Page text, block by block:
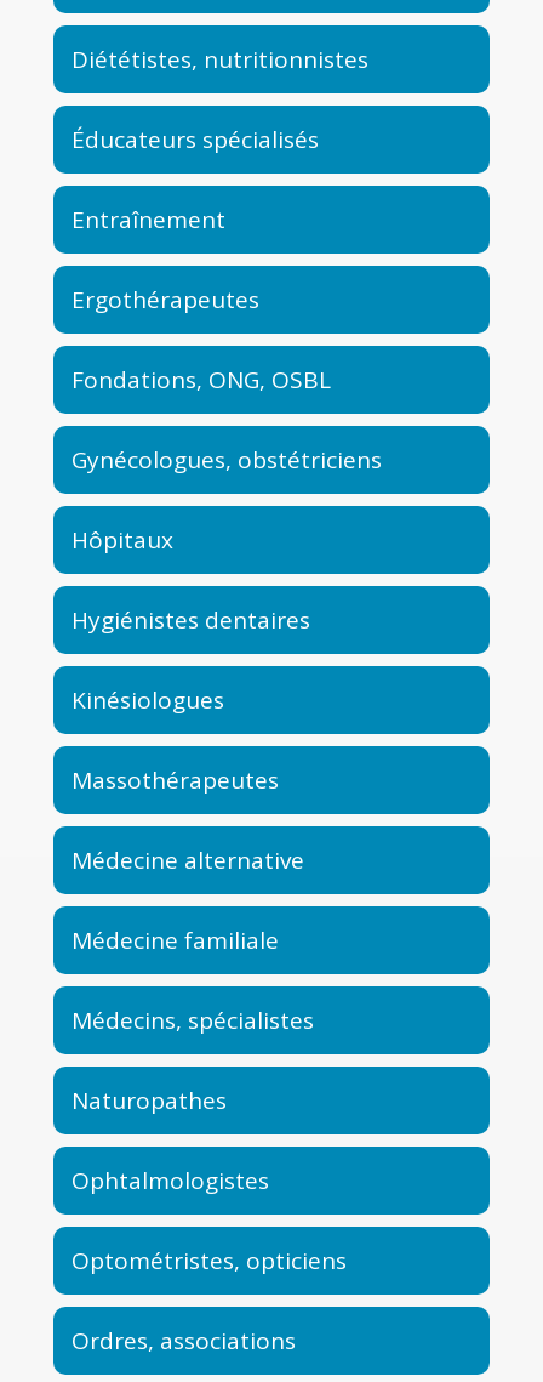
Diététistes, nutritionnistes
Éducateurs spécialisés
Entraînement
Ergothérapeutes
Fondations, ONG, OSBL
Gynécologues, obstétriciens
Hôpitaux
Hygiénistes dentaires
Kinésiologues
Massothérapeutes
Médecine alternative
Médecine familiale
Médecins, spécialistes
Naturopathes
Ophtalmologistes
Optométristes, opticiens
Ordres, associations